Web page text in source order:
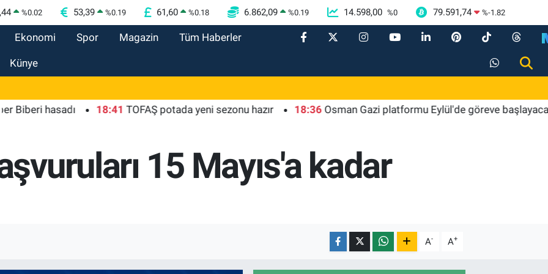
%0.02 53,39 %0.19 61,60 %0.18 6.862,09 %0.19 14.598,00 %0 79.591,74 %-1.82
Ekonomi Spor Magazin Tüm Haberler
Künye
hasadı 18:41 TOFAŞ potada yeni sezonu hazır 18:36 Osman Gazi platformu Eylül'de göreve başlayacak...
15 Mayıs'a kadar
A- A+